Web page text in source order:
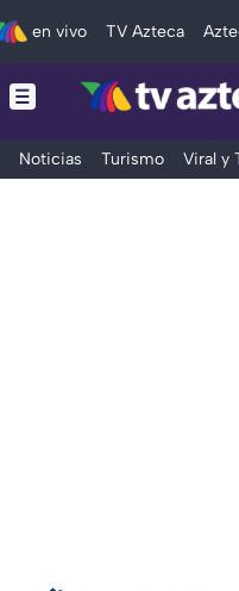
en vivo TV Azteca
Noticias Turismo Viral y